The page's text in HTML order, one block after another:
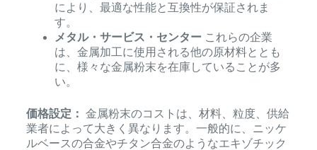
により、最適な性能と互換性が保証されま
す。
メタル・サービス・センターこれらの企業
は、金属加工に使用される他の原材料ととも
に、様々な金属粉末を在庫していることが多
い。
価格設定： 金属粉末のコストは、材料、粒度、供給
業者によって大きく異なります。一般的に、ニッケ
ルベースの合金やチタン合金のようなエキゾチック